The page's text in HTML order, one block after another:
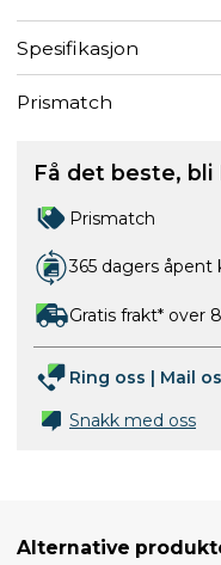
Spesifikasjon
Prismatch
Få det beste, bli
Prismatch
365 dagers åpent
Gratis frakt* over
Ring oss | Mail
Snakk med oss
Alternative